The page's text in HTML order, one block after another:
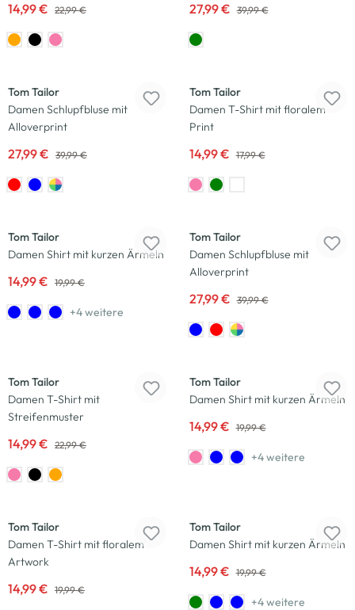
14,99 € 22,99 € 27,99 € 39,99 €
Tom Tailor
Damen Schlupfbluse mit
Alloverprint
27,99 € 39,99 €
Tom Tailor
Damen T-Shirt mit floralem
Print
14,99 € 17,99 €
Tom Tailor
Damen Shirt mit kurzen Ärmeln
14,99 € 19,99 €
+4 weitere
Tom Tailor
Damen Schlupfbluse mit
Alloverprint
27,99 € 39,99 €
Tom Tailor
Damen T-Shirt mit
Streifenmuster
14,99 € 22,99 €
Tom Tailor
Damen Shirt mit kurzen Ärmeln
14,99 € 19,99 €
+4 weitere
Tom Tailor
Damen T-Shirt mit floralem
Artwork
14,99 € 19,99 €
Tom Tailor
Damen Shirt mit kurzen Ärmeln
14,99 € 19,99 €
+4 weitere